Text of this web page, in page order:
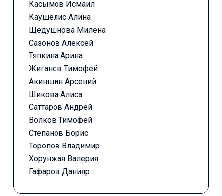
Касымов Исмаил
Каушелис Алина
Щедушнова Милена
Сазонов Алексей
Тяпкина Арина
Жиганов Тимофей
Акиншин Арсений
Шикова Алиса
Саттаров Андрей
Волков Тимофей
Степанов Борис
Торопов Владимир
Хорунжая Валерия
Гафаров Данияр